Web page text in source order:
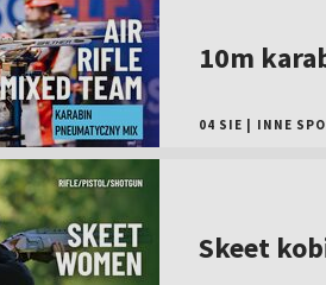
10m
04 SIE INNE
Skeet